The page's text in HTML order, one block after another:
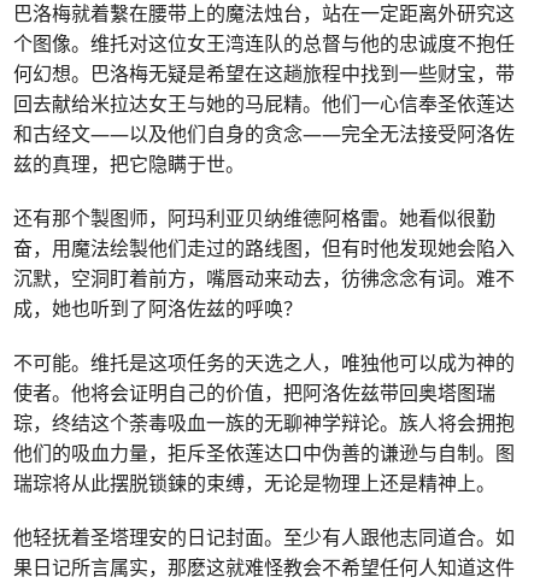
巴洛梅就着繫在腰带上的魔法烛台，站在一定距离外研究这
个图像。维托对这位女王湾连队的总督与他的忠诚度不抱任
何幻想。巴洛梅无疑是希望在这趟旅程中找到一些财宝，带
回去献给米拉达女王与她的马屁精。他们一心信奉圣依莲达
和古经文——以及他们自身的贪念——完全无法接受阿洛佐
兹的真理，把它隐瞒于世。
还有那个製图师，阿玛利亚贝纳维德阿格雷。她看似很勤
奋，用魔法绘製他们走过的路线图，但有时他发现她会陷入
沉默，空洞盯着前方，嘴唇动来动去，彷彿念念有词。难不
成，她也听到了阿洛佐兹的呼唤？
不可能。维托是这项任务的天选之人，唯独他可以成为神的
使者。他将会证明自己的价值，把阿洛佐兹带回奥塔图瑞
琮，终结这个荼毒吸血一族的无聊神学辩论。族人将会拥抱
他们的吸血力量，拒斥圣依莲达口中伪善的谦逊与自制。图
瑞琮将从此摆脱锁鍊的束缚，无论是物理上还是精神上。
他轻抚着圣塔理安的日记封面。至少有人跟他志同道合。如
果日记所言属实，那麽这就难怪教会不希望任何人知道这件